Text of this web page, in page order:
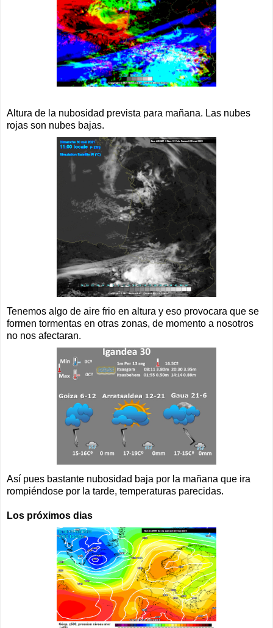
Altura de la nubosidad prevista para mañana. Las nubes
rojas son nubes bajas.
Tenemos algo de aire frio en altura y eso provocara que se
formen tormentas en otras zonas, de momento a nosotros
no nos afectaran.
Así pues bastante nubosidad baja por la mañana que ira
rompiéndose por la tarde, temperaturas parecidas.
Los próximos dias